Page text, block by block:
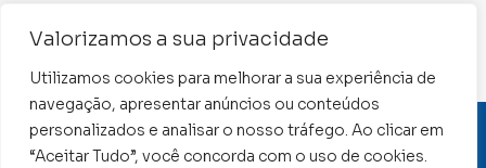
Valorizamos a sua privacidade
Utilizamos cookies para melhorar a sua experiência de
navegação, apresentar anúncios ou conteúdos
personalizados e analisar o nosso tráfego. Ao clicar em
“Aceitar Tudo”, você concorda com o uso de cookies.
Tel: (62) 3240-2230
CNPJ: 01.015.676/0001-11
Conselho Regional de Contabilidade de Goiás 2022 –